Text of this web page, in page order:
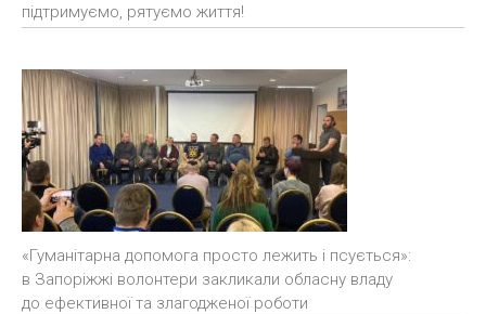
підтримуємо, рятуємо життя!
«Гуманітарна допомога просто лежить і псується»:
в Запоріжжі волонтери закликали обласну владу
до ефективної та злагодженої роботи